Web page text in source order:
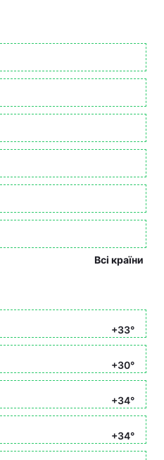
Всі країни
+33°
+30°
+34°
+34°